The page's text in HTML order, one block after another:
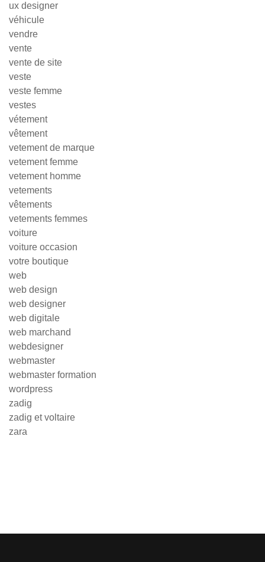
ux designer
véhicule
vendre
vente
vente de site
veste
veste femme
vestes
vétement
vêtement
vetement de marque
vetement femme
vetement homme
vetements
vêtements
vetements femmes
voiture
voiture occasion
votre boutique
web
web design
web designer
web digitale
web marchand
webdesigner
webmaster
webmaster formation
wordpress
zadig
zadig et voltaire
zara